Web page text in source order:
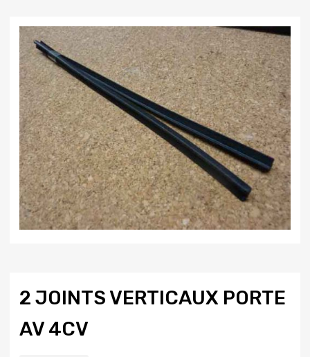
2 JOINTS VERTICAUX PORTE
AV 4CV